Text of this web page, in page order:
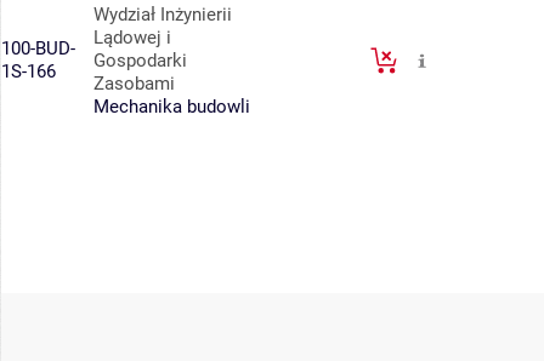
100-BUD-
1S-166
Wydział Inżynierii
Lądowej i
Gospodarki
Zasobami
Mechanika budowli